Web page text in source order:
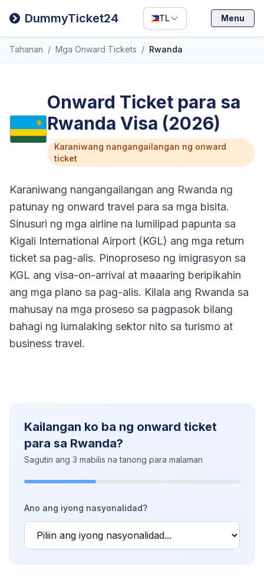
DummyTicket24 TL
Filipino
Deutsch
Español
Menu
Tahanan / Mga Onward Tickets / Rwanda
Onward Ticket para sa
Rwanda Visa (2026)
Karaniwang nangangailangan ng onward
ticket
Karaniwang nangangailangan ang Rwanda ng
patunay ng onward travel para sa mga bisita.
Sinusuri ng mga airline na lumilipad papunta sa
Kigali International Airport (KGL) ang mga return
ticket sa pag-alis. Pinoproseso ng imigrasyon sa
KGL ang visa-on-arrival at maaaring beripikahin
ang mga plano sa pag-alis. Kilala ang Rwanda sa
mahusay na mga proseso sa pagpasok bilang
bahagi ng lumalaking sektor nito sa turismo at
business travel.
Kailangan ko ba ng onward ticket
para sa Rwanda?
Sagutin ang 3 mabilis na tanong para malaman
Ano ang iyong nasyonalidad?